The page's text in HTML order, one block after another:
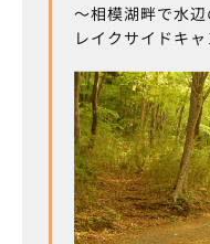
～相模湖畔で水
レイクサイドキ